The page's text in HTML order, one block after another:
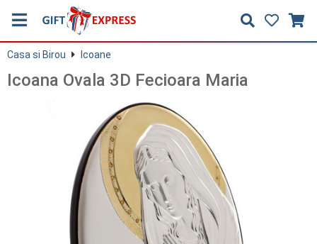
Casa si Birou Icoane
Icoana Ovala 3D Fecioara Maria